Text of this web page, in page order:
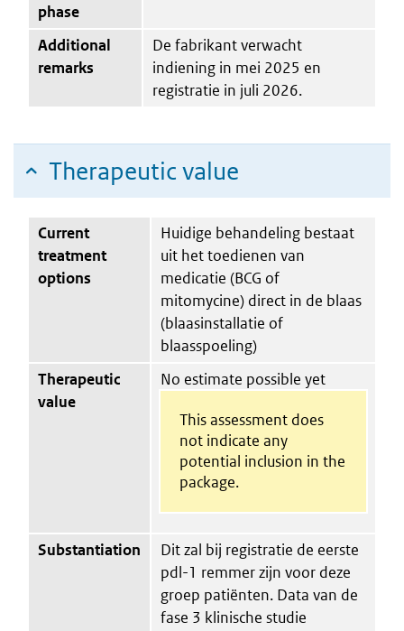
phase
Additional
remarks
De fabrikant verwacht
indiening in mei 2025 en
registratie in juli 2026.
Therapeutic value
Current
treatment
options
Huidige behandeling bestaat
uit het toedienen van
medicatie (BCG of
mitomycine) direct in de blaas
(blaasinstallatie of
blaasspoeling)
Therapeutic
value
No estimate possible yet
This assessment does
not indicate any
potential inclusion in the
package.
Substantiation
Dit zal bij registratie de eerste
pdl-1 remmer zijn voor deze
groep patiënten. Data van de
fase 3 klinische studie